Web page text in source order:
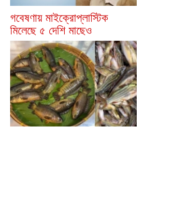
গবেষণায় মাইক্রোপ্লাস্টিক
মিলেছে ৫ দেশি মাছেও